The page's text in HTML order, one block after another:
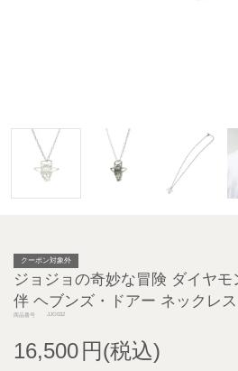
クーポン対象外
ジョジョの奇妙な冒険 ダイヤ
伴 ヘブンズ・ドアー ネックレス
商品番号 JJO032
16,500